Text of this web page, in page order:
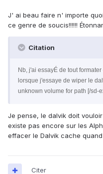
J' ai beau faire n' importe
ce genre de soucis!!!!!!
Citation
Nb, j'ai essayÉ de tout
lorsque j'essaye de wiper le
unknown volume for path [/sd-
Je pense, le dalvik doit
existe pas encore sur les
effacer le Dalvik cache quand
Citer